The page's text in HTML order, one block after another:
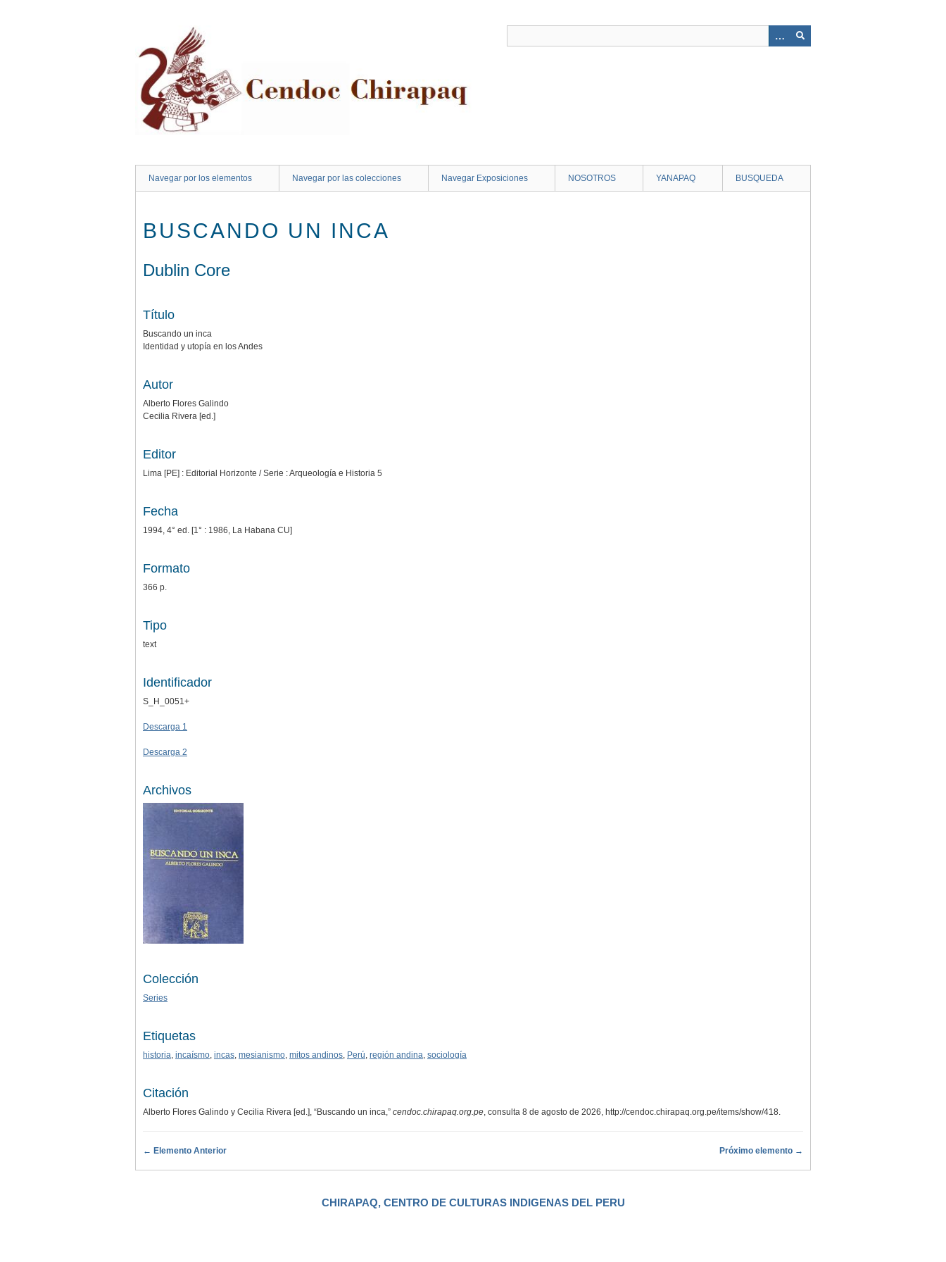
Navegar por los elementos Navegar por las colecciones Navegar Exposiciones NOSOTROS YANAPAQ BUSQUEDA
BUSCANDO UN INCA
Dublin Core
Título
Buscando un inca
Identidad y utopía en los Andes
Autor
Alberto Flores Galindo
Cecilia Rivera [ed.]
Editor
Lima [PE] : Editorial Horizonte / Serie : Arqueología e Historia 5
Fecha
1994, 4° ed. [1° : 1986, La Habana CU]
Formato
366 p.
Tipo
text
Identificador
S_H_0051+
Descarga 1
Descarga 2
Archivos
Colección
Series
Etiquetas
historia incaísmo incas mesianismo mitos andinos Perú región andina sociología
Citación
Alberto Flores Galindo y Cecilia Rivera [ed.], “Buscando un inca,” cendoc.chirapaq.org.pe , consulta 8 de agosto de 2026, http://cendoc.chirapaq.org.pe/items/show/418
← Elemento Anterior Próximo elemento →
CHIRAPAQ, CENTRO DE CULTURAS INDIGENAS DEL PERU